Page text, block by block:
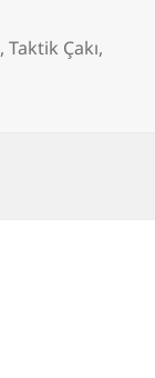
,Taktik Çakı,